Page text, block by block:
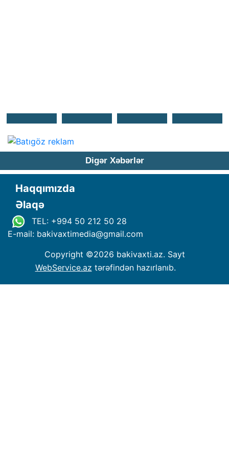
Digər Xəbərlər
Haqqımızda
Əlaqə
TEL: +994 50 212 50 28
E-mail: bakivaxtimedia@gmail.com
Copyright ©2026 bakivaxti.az. Sayt
WebService.az tərəfindən hazırlanıb.